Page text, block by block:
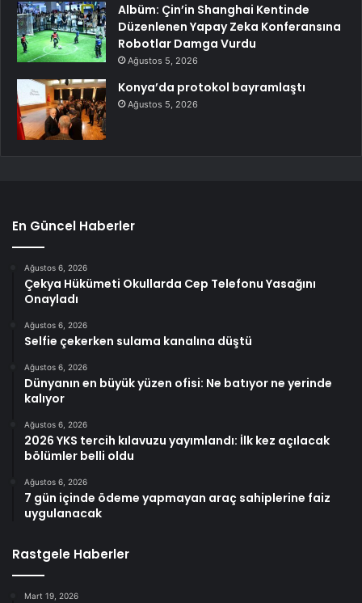
Albüm: Çin’in Shanghai Kentinde
Düzenlenen Yapay Zeka Konferansına
Robotlar Damga Vurdu
Ağustos 5, 2026
Konya’da protokol bayramlaştı
Ağustos 5, 2026
En Güncel Haberler
Ağustos 6, 2026
Çekya Hükümeti Okullarda Cep Telefonu Yasağını
Onayladı
Ağustos 6, 2026
Selfie çekerken sulama kanalına düştü
Ağustos 6, 2026
Dünyanın en büyük yüzen ofisi: Ne batıyor ne yerinde
kalıyor
Ağustos 6, 2026
2026 YKS tercih kılavuzu yayımlandı: İlk kez açılacak
bölümler belli oldu
Ağustos 6, 2026
7 gün içinde ödeme yapmayan araç sahiplerine faiz
uygulanacak
Rastgele Haberler
Mart 19, 2026